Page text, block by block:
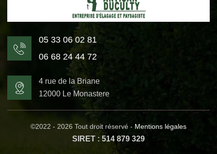
05 33 06 02 81
06 68 24 44 72
4 rue de la Briane
12000 Le Monastere
©2022 - 2026 Tout droit réservé - Mentions légales
SIRET : 514 879 329